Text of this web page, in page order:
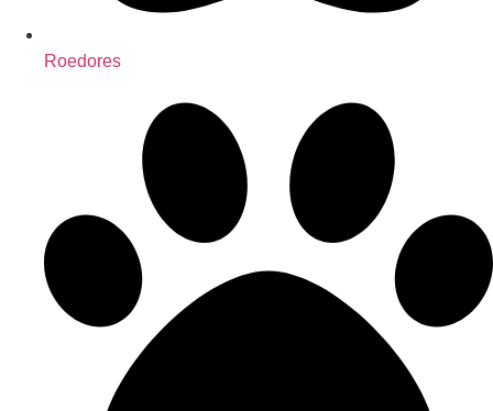
Roedores